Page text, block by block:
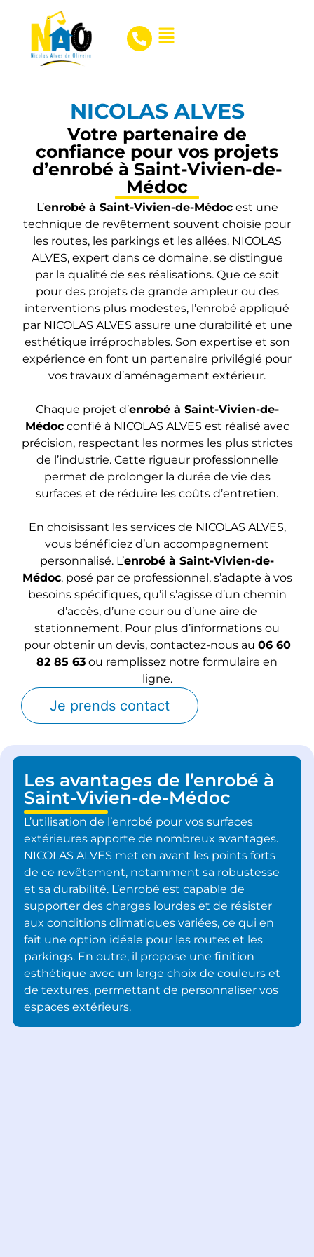
NICOLAS ALVES
Votre partenaire de
confiance pour vos projets
d’enrobé à Saint-Vivien-de-
Médoc
L’enrobé à Saint-Vivien-de-Médocest une
technique de revêtement souvent choisie pour
les routes, les parkings et les allées. NICOLAS
ALVES, expert dans ce domaine, se distingue
par la qualité de ses réalisations. Que ce soit
pour des projets de grande ampleur ou des
interventions plus modestes, l’enrobé appliqué
par NICOLAS ALVES assure une durabilité et une
esthétique irréprochables. Son expertise et son
expérience en font un partenaire privilégié pour
vos travaux d’aménagement extérieur.
Chaque projet d’enrobé à Saint-Vivien-de-
Médocconfié à NICOLAS ALVES est réalisé avec
précision, respectant les normes les plus strictes
de l’industrie. Cette rigueur professionnelle
permet de prolonger la durée de vie des
surfaces et de réduire les coûts d’entretien.
En choisissant les services de NICOLAS ALVES,
vous bénéficiez d’un accompagnement
personnalisé. L’enrobé à Saint-Vivien-de-
Médoc, posé par ce professionnel, s’adapte à vos
besoins spécifiques, qu’il s’agisse d’un chemin
d’accès, d’une cour ou d’une aire de
stationnement. Pour plus d’informations ou
pour obtenir un devis, contactez-nous au 06 60
82 85 63 ou remplissez notre formulaire en
ligne.
Je prends contact
Les avantages de l’enrobé à
Saint-Vivien-de-Médoc
L’utilisation de l’enrobé pour vos surfaces
extérieures apporte de nombreux avantages.
NICOLAS ALVES met en avant les points forts
de ce revêtement, notamment sa robustesse
et sa durabilité. L’enrobé est capable de
supporter des charges lourdes et de résister
aux conditions climatiques variées, ce qui en
fait une option idéale pour les routes et les
parkings. En outre, il propose une finition
esthétique avec un large choix de couleurs et
de textures, permettant de personnaliser vos
espaces extérieurs.